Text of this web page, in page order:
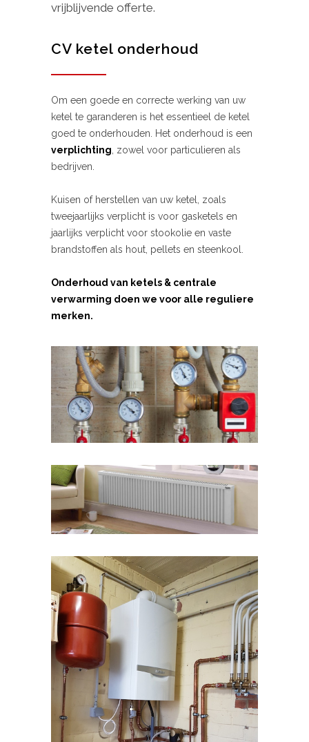
vrijblijvende offerte.
CV ketel onderhoud
Om een goede en correcte werking van uw
ketel te garanderen is het essentieel de ketel
goed te onderhouden. Het onderhoud is een
verplichting , zowel voor particulieren als
bedrijven.
Kuisen of herstellen van uw ketel, zoals
tweejaarlijks verplicht is voor gasketels en
jaarlijks verplicht voor stookolie en vaste
brandstoffen als hout, pellets en steenkool.
Onderhoud van ketels & centrale
verwarming doen we voor alle reguliere
merken.